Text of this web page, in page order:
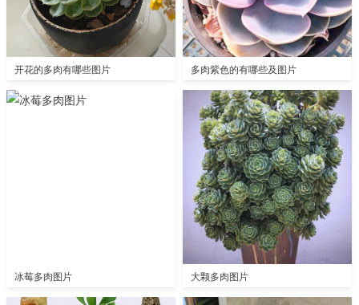
开花的多肉有哪些图片 多肉紫色的有哪些及图片
冰莓多肉图片 大颗多肉图片